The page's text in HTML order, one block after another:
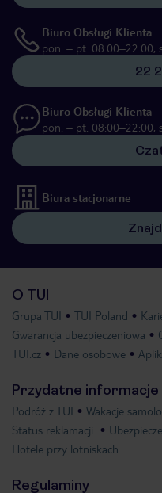
Biuro Obsługi Klienta
pon. – pt. 08:00–22:00,
22
Biuro Obsługi Klienta
pon. – pt. 08:00–22:00,
Biura stacjonarne
O TUI
Grupa TUI TUI Poland
Gwarancja ubezpieczeniowa
TUI.cz
Dane osobowe
Przydatne informacje
Podróż z TUI Wakacje
Status reklamacji
Hotele przy lotniskach
Regulaminy